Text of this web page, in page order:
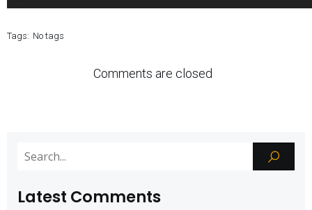
Tags: No tags
Comments are closed
Latest Comments